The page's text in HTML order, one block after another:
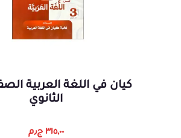
كيان في اللغة العربية
الثانوي
٣١٥,٠٠ ج٫م